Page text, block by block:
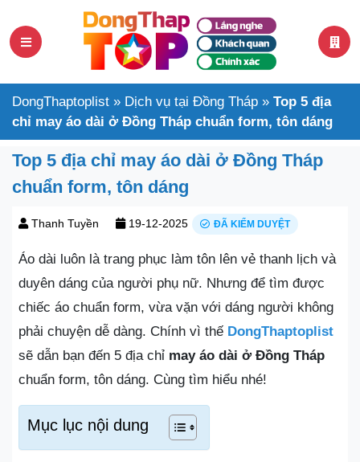
DongThaptoplist » Dịch vụ tại Đồng Tháp » Top 5 địa
chỉ may áo dài ở Đồng Tháp chuẩn form, tôn dáng
Top 5 địa chỉ may áo dài ở Đồng Tháp
chuẩn form, tôn dáng
Thanh Tuyền 19-12-2025 ĐÃ KIỂM DUYỆT
Áo dài luôn là trang phục làm tôn lên vẻ thanh lịch và
duyên dáng của người phụ nữ. Nhưng để tìm được
chiếc áo chuẩn form, vừa vặn với dáng người không
phải chuyện dễ dàng. Chính vì thế DongThaptoplist
sẽ dẫn bạn đến 5 địa chỉ may áo dài ở Đồng Tháp
chuẩn form, tôn dáng. Cùng tìm hiểu nhé!
Mục lục nội dung